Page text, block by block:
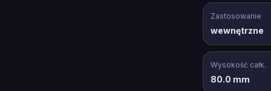
Zastosowanie
wewnętrzne
Wysokość całk.
80.0 mm